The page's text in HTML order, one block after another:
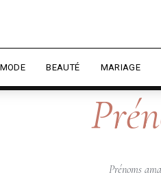
votre expérience et
tout Personnaliser
MODE BEAUTÉ MARIAGE
Prénoms